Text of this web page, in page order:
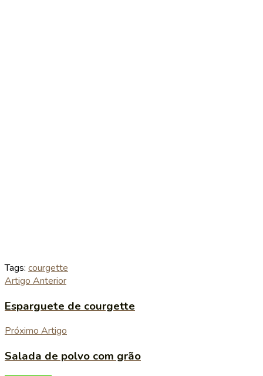
Tags: courgette
Artigo Anterior
Esparguete de courgette
Próximo Artigo
Salada de polvo com grão